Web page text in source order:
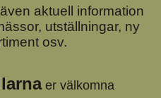
aktuell information
utställningar, ny
osv.
er välkomna